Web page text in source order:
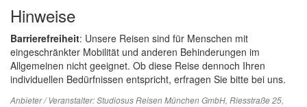
Hinweise
Barrierefreiheit: Unsere Reisen sind für Menschen mit
eingeschränkter Mobilität und anderen Behinderungen im
Allgemeinen nicht geeignet. Ob diese Reise dennoch Ihren
individuellen Bedürfnissen entspricht, erfragen Sie bitte bei uns.
Anbieter / Veranstalter:Studiosus Reisen München GmbH, Riesstraße 25,